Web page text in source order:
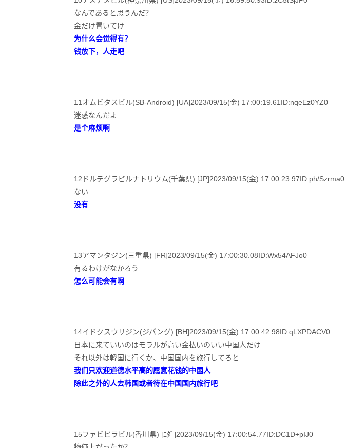
なんであると思うんだ？
金だけ置いてけ
为什么会觉得有？
钱放下，人走吧
11オムビタスビル(SB-Android) [UA]2023/09/15(金) 17:00:19.61ID:nqeEz0YZ0
迷惑なんだよ
是个麻烦啊
12ドルテグラビルナトリウム(千葉県) [JP]2023/09/15(金) 17:00:23.97ID:ph/Szrma0
ない
没有
13アマンタジン(三重県) [FR]2023/09/15(金) 17:00:30.08ID:Wx54AFJo0
有るわけがなかろう
怎么可能会有啊
14イドクスウリジン(ジパング) [BH]2023/09/15(金) 17:00:42.98ID:qLXPDACV0
日本に来ていいのはモラルが高い金払いのいい中国人だけ
それ以外は韓国に行くか、中国国内を旅行してろと
我们只欢迎道德水平高的愿意花钱的中国人
除此之外的人去韩国或者待在中国国内旅行吧
15ファビピラビル(香川県) [ﾆﾀﾞ]2023/09/15(金) 17:00:54.77ID:DC1D+pIJ0